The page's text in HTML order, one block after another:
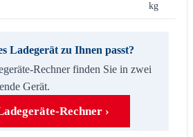
kg
Ladegerät zu Ihnen passt?
Rechner finden Sie in zwei
Gerät.
Rechner ›